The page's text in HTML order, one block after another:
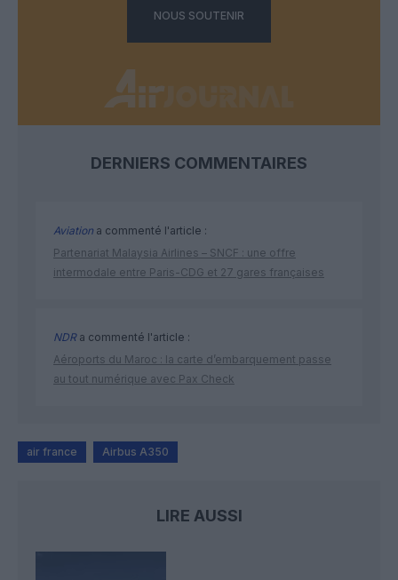
NOUS SOUTENIR
DERNIERS COMMENTAIRES
Aviation a commenté l'article :
Partenariat Malaysia Airlines – SNCF : une offre
intermodale entre Paris-CDG et 27 gares françaises
NDRa commenté l'article :
Aéroports du Maroc : la carte d’embarquement passe
au tout numérique avec Pax Check
air france Airbus A350
LIRE AUSSI